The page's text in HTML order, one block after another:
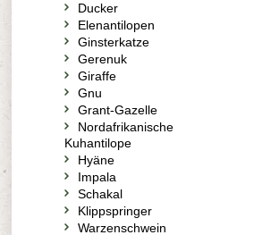
Ducker
Elenantilopen
Ginsterkatze
Gerenuk
Giraffe
Gnu
Grant-Gazelle
Nordafrikanische
Kuhantilope
Hyäne
Impala
Schakal
Klippspringer
Warzenschwein